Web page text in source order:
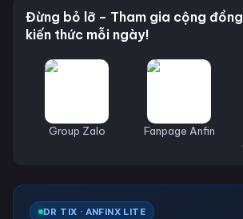
Đừng bỏ lỡ – Tham gia cộng
kiến thức mỗi ngày!
Group Zalo Fanpage Anfin
DR TIX · ANFINX LITE